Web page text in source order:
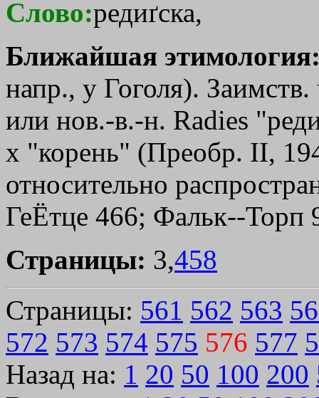
Слово:редиґска,
Ближайшая
напр., у Гоголя).
или нов.-в.-н. Radies
х "корень" (Преобр. II,
относительно
ГеЁтце 466; Фальк--
Страницы: 3,458
Страницы: 561 562 563
572 573 574 575 576 577
Назад на: 1 20 50 100 200